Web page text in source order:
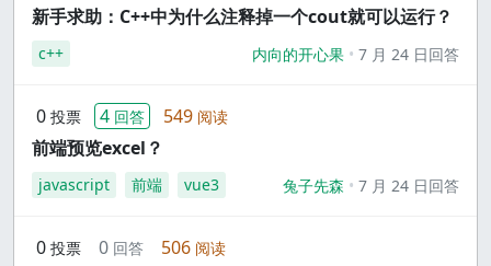
新手求助：C++中为什么注释掉一个cout就可以运行？
c++ 内向的开心果 7 月 24 日回答
0 投票 4 回答 549 阅读
前端预览excel？
javascript 前端 vue3 兔子先森 7 月 24 日回答
0 投票 0 回答 506 阅读